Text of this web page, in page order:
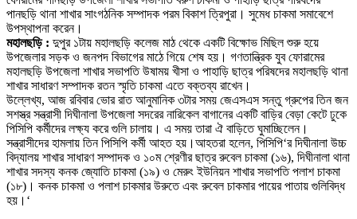
পানছড়ি থানা শাখার সাংগঠনিক সম্পাদক পরম বিকাশ ত্রিপুরা । সুমেধ চাকমা সমাবেশে
উপস্থাপনা করেন।
মহালছড়ি : দুপুর ১টায় মহালছড়ি কলেজ মাঠ থেকে একটি বিক্ষোভ মিছিল শুরু হয়ে
উপজেলার সড়ক ও জনপদ বিভাগের মাঠে গিয়ে শেষ হয় । গণতান্ত্রিক যুব ফোরামের
মহালছড়ি উপজেলা শাখার সভাপতি উষাময় খীসা ও পাহাড়ি ছাত্র পরিষদের মহালছড়ি থানা
শাখার সাধারণ সম্পাদক রতন স্মৃতি চাকমা এতে বক্তব্য রাখেন।
উল্লেখ্য, আজ রবিবার ভোর রাত আনুমানিক ৩টার সময় জেএসএস সন্তু গ্রুপের তিন জন
সশস্ত্র সন্ত্রাসী দিঘীনালা উপজেলা সদরের নারিকেল বাগানের একটি বাড়ির বেড়া কেটে ঢুকে
পিসিপি কর্মীদের লক্ষ্য করে গুলি চালায় । এ সময় তারা ঐ বাড়িতে ঘুমাচ্ছিলেন।
সন্ত্রাসীদের হামলায় তিন পিসিপি কর্মী আহত হয়। আহতরা হলেন, পিসিপি‘র দিঘীনালা উচ্চ
বিদ্যালয় শাখার সাধারণ সম্পাদক ও ১০ম শ্রেণীর ছাত্র রুবেল চাকমা (১৬), দিঘীনালা থানা
শাখার সদস্য কনক জ্যোতি চাকমা (১৯) ও মেরুং ইউনিয়ন শাখার সভাপতি পলাশ চাকমা
(১৮) । কনক চাকমা ও পলাশ চাকমার উরুতে এবং রুবেল চাকমার পায়ের পাতায় গুলিবিদ্ধ
হয় । ‘